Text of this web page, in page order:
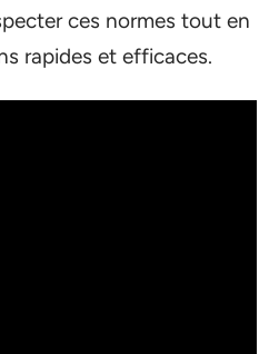
ces normes tout en
rapides et efficaces.